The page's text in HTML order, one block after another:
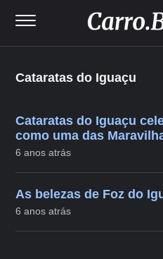
Cataratas do Iguaçu
Cataratas do Iguaçu
como uma das
6 anos atrás
As belezas de Foz do
6 anos atrás